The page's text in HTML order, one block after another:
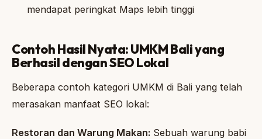
mendapat peringkat Maps lebih tinggi
Contoh Hasil Nyata: UMKM Bali yang
Berhasil dengan SEO Lokal
Beberapa contoh kategori UMKM di Bali yang telah
merasakan manfaat SEO lokal:
Restoran dan Warung Makan: Sebuah warung babi